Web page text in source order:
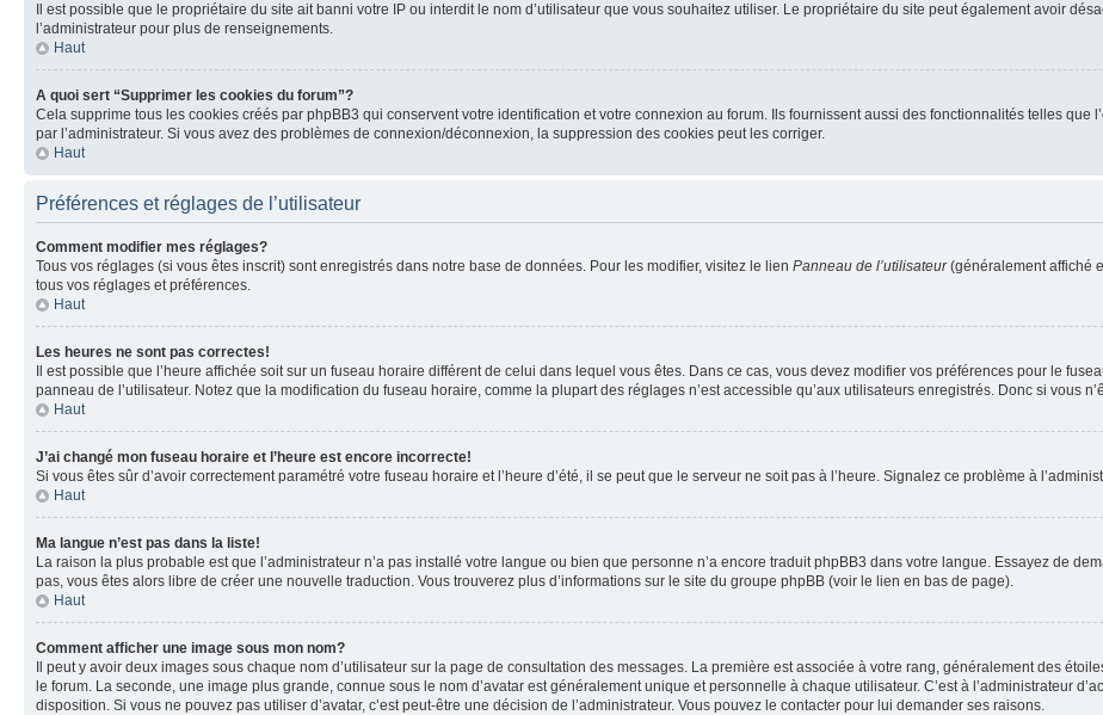
Il est possible que le propriétaire du site ait banni votre IP ou interdit le nom d’utilisateur que vous souhaitez utiliser. Le propriétaire du site peut également avoir
l’administrateur pour plus de renseignements.
Haut
A quoi sert “Supprimer les cookies du forum”?
Cela supprime tous les cookies créés par phpBB3 qui conservent votre identification et votre connexion au forum. Ils fournissent aussi des fonctionnalités telles que
par l’administrateur. Si vous avez des problèmes de connexion/déconnexion, la suppression des cookies peut les corriger.
Haut
Préférences et réglages de l’utilisateur
Comment modifier mes réglages?
Tous vos réglages (si vous êtes inscrit) sont enregistrés dans notre base de données. Pour les modifier, visitez le lien Panneau de l’utilisateur(généralement affiché
tous vos réglages et préférences.
Haut
Les heures ne sont pas correctes!
Il est possible que l’heure affichée soit sur un fuseau horaire différent de celui dans lequel vous êtes. Dans ce cas, vous devez modifier vos préférences pour le
panneau de l’utilisateur. Notez que la modification du fuseau horaire, comme la plupart des réglages n’est accessible qu’aux utilisateurs enregistrés. Donc si vous
Haut
J’ai changé mon fuseau horaire et l’heure est encore incorrecte!
Si vous êtes sûr d’avoir correctement paramétré votre fuseau horaire et l’heure d’été, il se peut que le serveur ne soit pas à l’heure. Signalez ce problème à
Haut
Ma langue n’est pas dans la liste!
La raison la plus probable est que l’administrateur n’a pas installé votre langue ou bien que personne n’a encore traduit phpBB3 dans votre langue. Essayez de
pas, vous êtes alors libre de créer une nouvelle traduction. Vous trouverez plus d’informations sur le site du groupe phpBB (voir le lien en bas de page).
Haut
Comment afficher une image sous mon nom?
Il peut y avoir deux images sous chaque nom d’utilisateur sur la page de consultation des messages. La première est associée à votre rang, généralement des
le forum. La seconde, une image plus grande, connue sous le nom d’avatar est généralement unique et personnelle à chaque utilisateur. C’est à l’administrateur
disposition. Si vous ne pouvez pas utiliser d’avatar, c’est peut-être une décision de l’administrateur. Vous pouvez le contacter pour lui demander ses raisons.